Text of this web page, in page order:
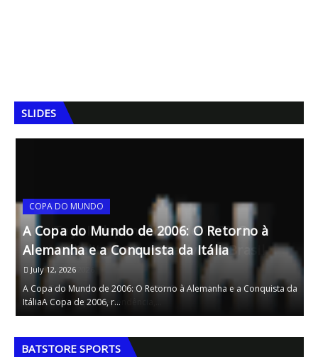
SLIDES
A Taça Independência de 1972: O
Mundialito comemorativo no Brasil
July 12, 2026
A Taça Independência de 1972: O Mundialito comemorativo no
BrasilA Taça Independência,…
BATSTORE SPORTS